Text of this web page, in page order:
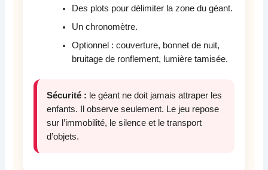
Des plots pour délimiter la zone du géant.
Un chronomètre.
Optionnel : couverture, bonnet de nuit,
bruitage de ronflement, lumière tamisée.
Sécurité : le géant ne doit jamais attraper les
enfants. Il observe seulement. Le jeu repose
sur l’immobilité, le silence et le transport
d’objets.